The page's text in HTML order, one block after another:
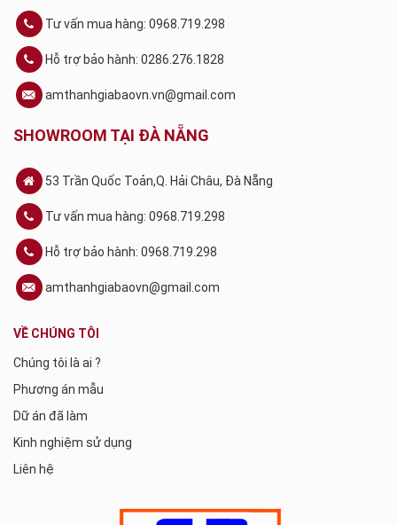
Tư vấn mua hàng: 0968.719.298
Hỗ trợ bảo hành: 0286.276.1828
amthanhgiabaovn.vn@gmail.com
SHOWROOM TẠI ĐÀ NẴNG
53 Trần Quốc Toản,Q. Hải Châu, Đà Nẵng
Tư vấn mua hàng: 0968.719.298
Hỗ trợ bảo hành: 0968.719.298
amthanhgiabaovn@gmail.com
VỀ CHÚNG TÔI
Chúng tôi là ai ?
Phương án mẫu
Dữ án đã làm
Kinh nghiệm sử dụng
Liên hệ